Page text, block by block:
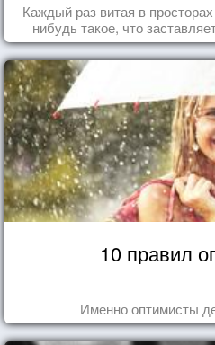
Каждый раз витая в
нибудь такое, что
10 правил
Именно оптимисты